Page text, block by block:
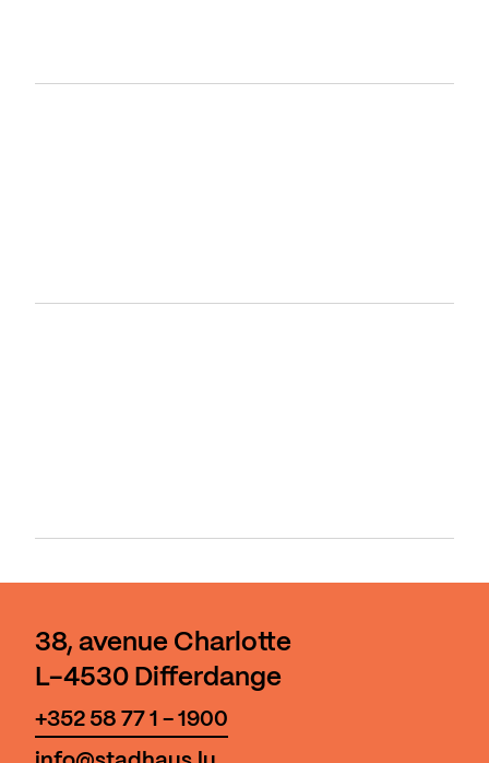
38, avenue Charlotte
L-4530 Differdange
+352 58 77 1 - 1900